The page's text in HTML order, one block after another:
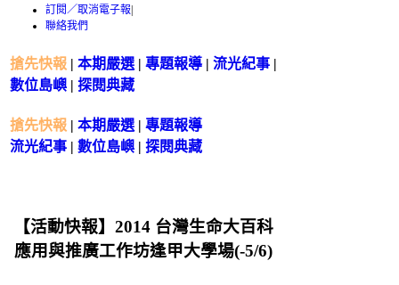
訂閱／取消電子報|
聯絡我們
搶先快報 | 本期嚴選 | 專題報導| 流光紀事 |
數位島嶼 | 探閱典藏
搶先快報 | 本期嚴選 | 專題報導
流光紀事 | 數位島嶼 | 探閱典藏
【活動快報】2014 台灣生命大百科
應用與推廣工作坊逢甲大學場(-5/6)